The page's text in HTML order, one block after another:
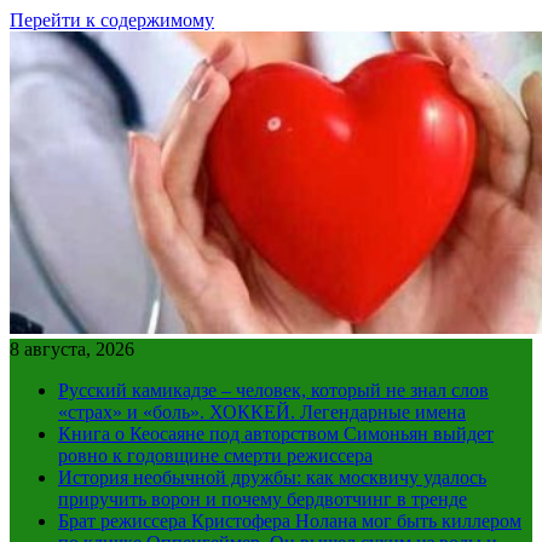
Перейти к содержимому
8 августа, 2026
Русский камикадзе – человек, который не знал слов
«страх» и «боль». ХОККЕЙ. Легендарные имена
Книга о Кеосаяне под авторством Симоньян выйдет
ровно к годовщине смерти режиссера
История необычной дружбы: как москвичу удалось
приручить ворон и почему бердвотчинг в тренде
Брат режиссера Кристофера Нолана мог быть киллером